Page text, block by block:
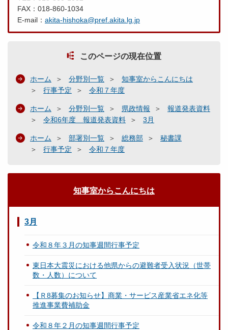
FAX：018-860-1034
E-mail： akita-hishoka@pref.akita.lg.jp
このページの現在位置
ホーム 分野別一覧
知事室からこんにちは
行事予定
令和７年度
ホーム 分野別一覧 県政情報
報道発表資料
令和6年度 報道発表資料
3月
ホーム 部署別一覧 総務部
秘書課
行事予定
令和７年度
知事室からこんにちは
3月
令和８年３月の知事週間行事予定
東日本大震災における他県からの避難者受入状況（世帯
数・人数）について
【Ｒ8募集のお知らせ】商業・サービス産業省エネ化等
推進事業費補助金
令和８年２月の知事週間行事予定